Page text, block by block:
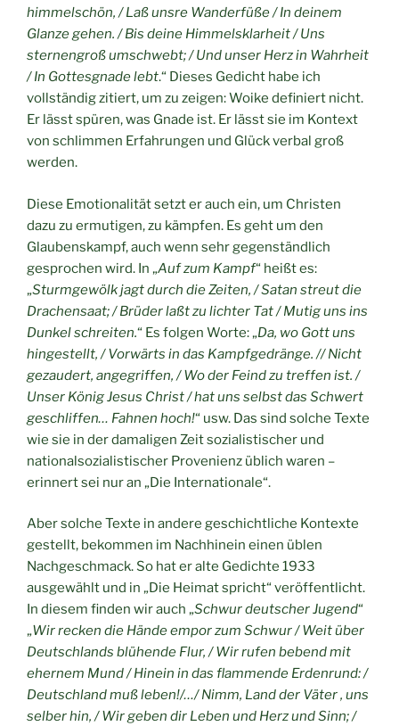
himmelschön, / Laß unsre Wanderfüße / In deinem
Glanze gehen. / Bis deine Himmelsklarheit / Uns
sternengroß umschwebt; / Und unser Herz in Wahrheit
/ In Gottesgnade lebt.“ Dieses Gedicht habe ich
vollständig zitiert, um zu zeigen: Woike definiert nicht.
Er lässt spüren, was Gnade ist. Er lässt sie im Kontext
von schlimmen Erfahrungen und Glück verbal groß
werden.
Diese Emotionalität setzt er auch ein, um Christen
dazu zu ermutigen, zu kämpfen. Es geht um den
Glaubenskampf, auch wenn sehr gegenständlich
gesprochen wird. In „Auf zum Kampf“ heißt es:
„Sturmgewölk jagt durch die Zeiten, / Satan streut die
Drachensaat; / Brüder laßt zu lichter Tat / Mutig uns ins
Dunkel schreiten.“ Es folgen Worte: „Da, wo Gott uns
hingestellt, / Vorwärts in das Kampfgedränge. // Nicht
gezaudert, angegriffen, / Wo der Feind zu treffen ist. /
Unser König Jesus Christ / hat uns selbst das Schwert
geschliffen… Fahnen hoch!“ usw. Das sind solche Texte
wie sie in der damaligen Zeit sozialistischer und
nationalsozialistischer Provenienz üblich waren –
erinnert sei nur an „Die Internationale“.
Aber solche Texte in andere geschichtliche Kontexte
gestellt, bekommen im Nachhinein einen üblen
Nachgeschmack. So hat er alte Gedichte 1933
ausgewählt und in „Die Heimat spricht“ veröffentlicht.
In diesem finden wir auch „Schwur deutscher Jugend“
„Wir recken die Hände empor zum Schwur / Weit über
Deutschlands blühende Flur, / Wir rufen bebend mit
ehernem Mund / Hinein in das flammende Erdenrund: /
Deutschland muß leben!/…/ Nimm, Land der Väter , uns
selber hin, / Wir geben dir Leben und Herz und Sinn; /